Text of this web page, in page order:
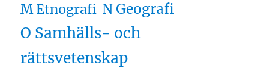
M Etnografi N Geografi
O Samhälls- och
rättsvetenskap